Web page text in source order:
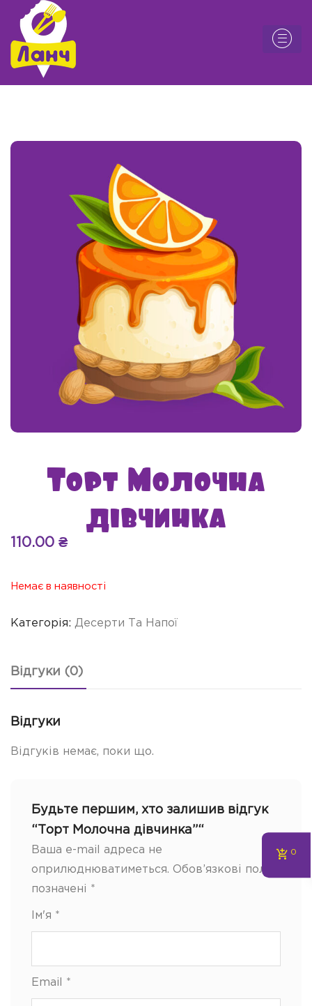
Торт Молочна
дівчинка
110.00 ₴
Немає в наявності
Категорія: Десерти Та Напої
Відгуки (0)
Відгуки
Відгуків немає, поки що.
Будьте першим, хто залишив відгук
“Торт Молочна дівчинка”“
Ваша e-mail адреса не
оприлюднюватиметься. Обов’язкові поля
позначені *
Ім'я *
Email *
0